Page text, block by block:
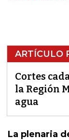
ARTÍCULO
Cortes
la Región
agua
La plenaria